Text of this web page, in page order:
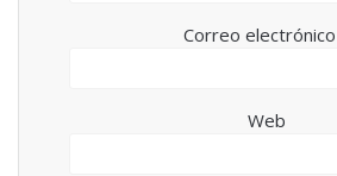
Correo electrónico
Web